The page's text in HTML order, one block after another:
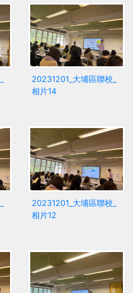
20231201_大埔區聯校_
相片14
20231201_大埔區聯校_
相片12